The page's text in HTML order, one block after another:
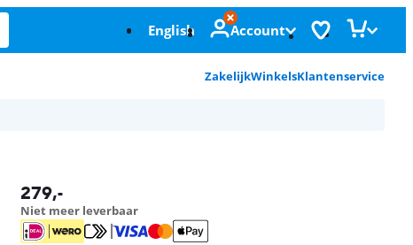
English Account
ZakelijkWinkelsKlantenservice
279,-
Niet meer leverbaar